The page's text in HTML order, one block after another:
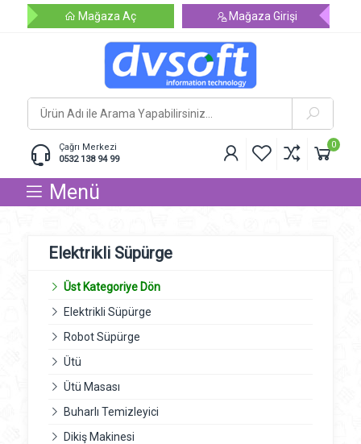
Mağaza Aç Mağaza Girişi
Çağrı Merkezi
0532 138 94 99
0
Menü
Elektrikli Süpürge
Üst Kategoriye Dön
Elektrikli Süpürge
Robot Süpürge
Ütü
Ütü Masası
Buharlı Temizleyici
Dikiş Makinesi